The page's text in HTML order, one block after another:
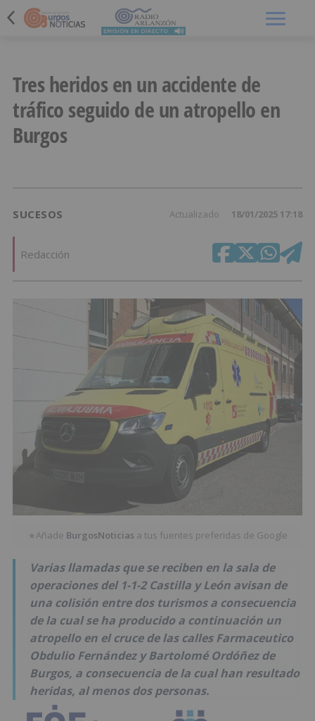
Tres heridos en un accidente de
tráfico seguido de un atropello en
Burgos
SUCESOS Actualizado 18/01/2025 17:18
Redacción
★Añade BurgosNoticias a tus fuentes preferidas de Google
Varias llamadas que se reciben en la sala de
operaciones del 1-1-2 Castilla y León avisan de
una colisión entre dos turismos a consecuencia
de la cual se ha producido a continuación un
atropello en el cruce de las calles Farmaceutico
Obdulio Fernández y Bartolomé Ordóñez de
Burgos, a consecuencia de la cual han resultado
heridas, al menos dos personas.